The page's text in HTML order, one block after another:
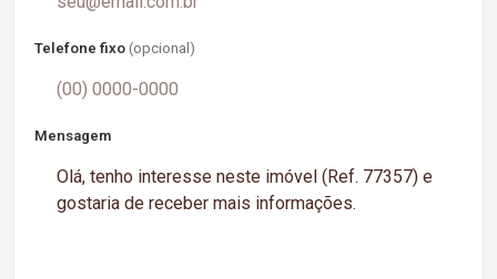
Telefone fixo (opcional)
Mensagem